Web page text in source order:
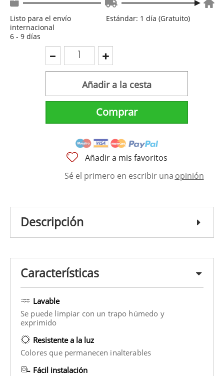
Listo para el envío
internacional
6 - 9 días
Estándar: 1 día (Gratuito)
Añadir a la cesta
Comprar
Añadir a mis favoritos
Sé el primero en escribir una opinión
Descripción
Características
Lavable
Se puede limpiar con un trapo húmedo y
exprimido
Resistente a la luz
Colores que permanecen inalterables
Fácil instalación